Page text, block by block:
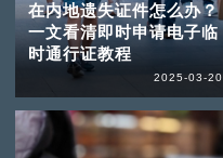
在内地遗失证件怎么办？
一文看清即时申请电子临
时通行证教程
2025-03-20